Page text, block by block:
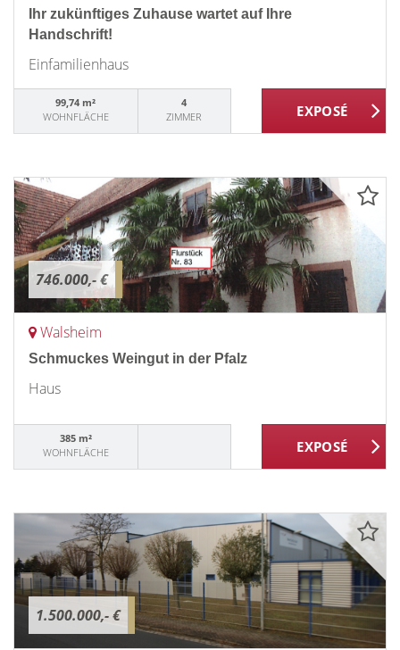
Ihr zukünftiges Zuhause wartet auf Ihre
Handschrift!
Einfamilienhaus
99,74 m²
WOHNFLÄCHE
4
ZIMMER
746.000,- €
Walsheim
Schmuckes Weingut in der Pfalz
Haus
385 m²
WOHNFLÄCHE
1.500.000,- €